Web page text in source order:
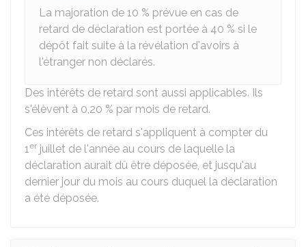
La majoration de 10 % prévue en cas de
retard de déclaration est portée à 40 % si le
dépôt fait suite à la révélation d'avoirs à
l'étranger non déclarés.
Des intérêts de retard sont aussi applicables. Ils
s'élèvent à 0,20 % par mois de retard.
Ces intérêts de retard s'appliquent à compter du
1er juillet de l'année au cours de laquelle la
déclaration aurait dû être déposée, et jusqu'au
dernier jour du mois au cours duquel la déclaration
a été déposée.